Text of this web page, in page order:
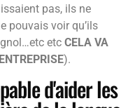
pas, ils ne
pouvais voir qu’ils
etc CELA VA
).
d'aider les